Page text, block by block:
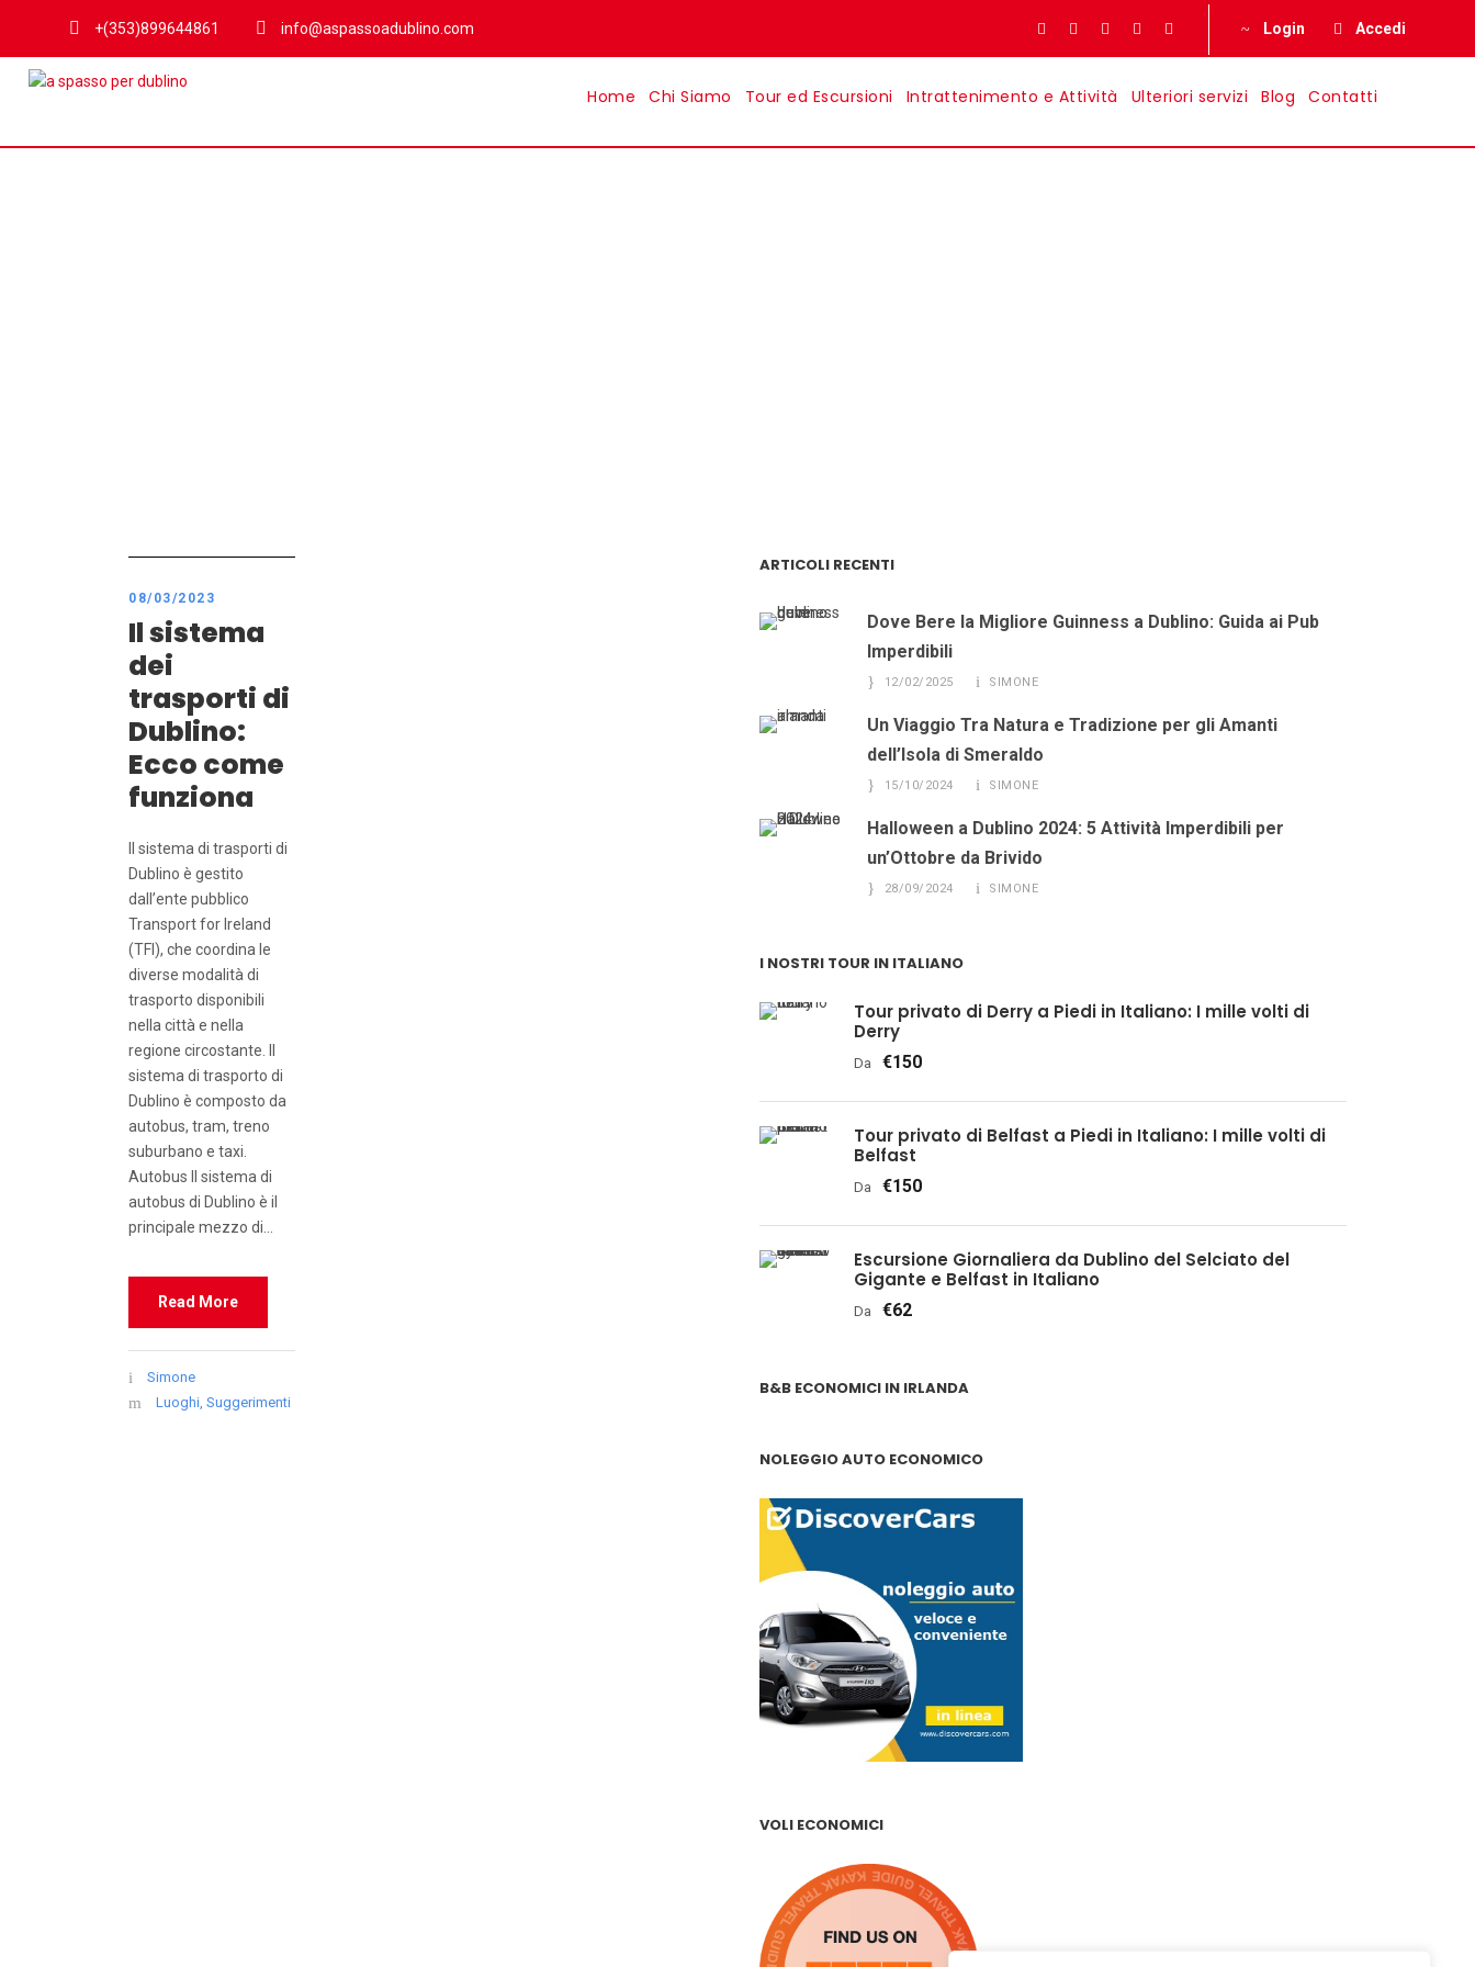
+(353)899644861 info@aspassoadublino.com Login Accedi
Home Chi Siamo Tour ed Escursioni Intrattenimento e Attività Ulteriori servizi Blog Contatti
08/03/2023
Il sistema
dei
trasporti di
Dublino:
Ecco come
funziona
Il sistema di trasporti di
Dublino è gestito
dall’ente pubblico
Transport for Ireland
(TFI), che coordina le
diverse modalità di
trasporto disponibili
nella città e nella
regione circostante. Il
sistema di trasporto di
Dublino è composto da
autobus, tram, treno
suburbano e taxi.
Autobus Il sistema di
autobus di Dublino è il
principale mezzo di...
Read More
Simone
Luoghi, Suggerimenti
ARTICOLI RECENTI
Dove Bere la Migliore Guinness a Dublino: Guida ai Pub
Imperdibili
12/02/2025 SIMONE
Un Viaggio Tra Natura e Tradizione per gli Amanti
dell’Isola di Smeraldo
15/10/2024 SIMONE
Halloween a Dublino 2024: 5 Attività Imperdibili per
un’Ottobre da Brivido
28/09/2024 SIMONE
I NOSTRI TOUR IN ITALIANO
Tour privato di Derry a Piedi in Italiano: I mille volti di
Derry
Da €150
Tour privato di Belfast a Piedi in Italiano: I mille volti di
Belfast
Da €150
Escursione Giornaliera da Dublino del Selciato del
Gigante e Belfast in Italiano
Da €62
B&B ECONOMICI IN IRLANDA
NOLEGGIO AUTO ECONOMICO
VOLI ECONOMICI